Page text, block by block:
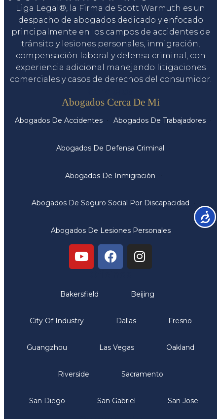
Liga Legal®, la Firma de Scott Warmuth es un
despacho de abogados dedicado y enfocado
principalmente en los campos de accidentes de
tránsito y lesiones personales, inmigración,
compensación laboral y defensa criminal, con
experiencia adicional manejando litigaciones
comerciales y casos de derechos del consumidor.
Abogados Cerca De Mi
Abogados De Accidentes Abogados De Trabajadores
Abogados De Defensa Criminal
Abogados De Inmigración
Abogados De Seguro Social Por Discapacidad
Abogados De Lesiones Personales
Bakersfield Beijing
City Of Industry Dallas Fresno
Guangzhou Las Vegas Oakland
Riverside Sacramento
San Diego San Gabriel San Jose